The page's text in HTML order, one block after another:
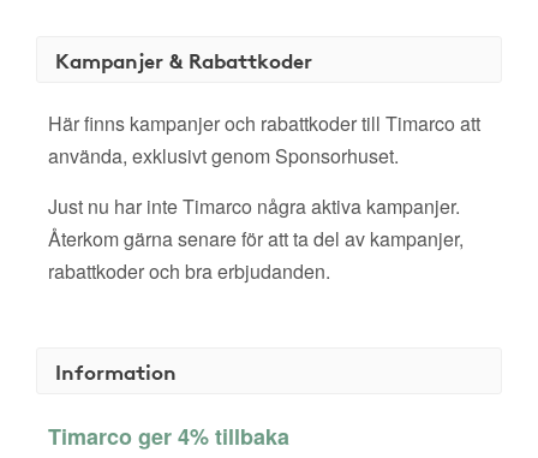
Kampanjer & Rabattkoder
Här finns kampanjer och rabattkoder till Timarco att
använda, exklusivt genom Sponsorhuset.
Just nu har inte Timarco några aktiva kampanjer.
Återkom gärna senare för att ta del av kampanjer,
rabattkoder och bra erbjudanden.
Information
Timarco ger 4% tillbaka